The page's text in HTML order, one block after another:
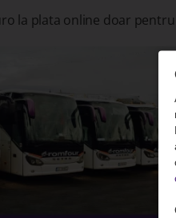
la plata online doar